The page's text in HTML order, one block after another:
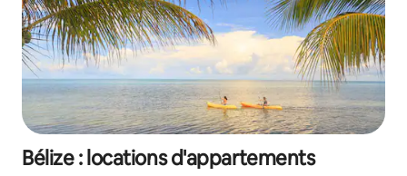
Bélize : locations d'appartements